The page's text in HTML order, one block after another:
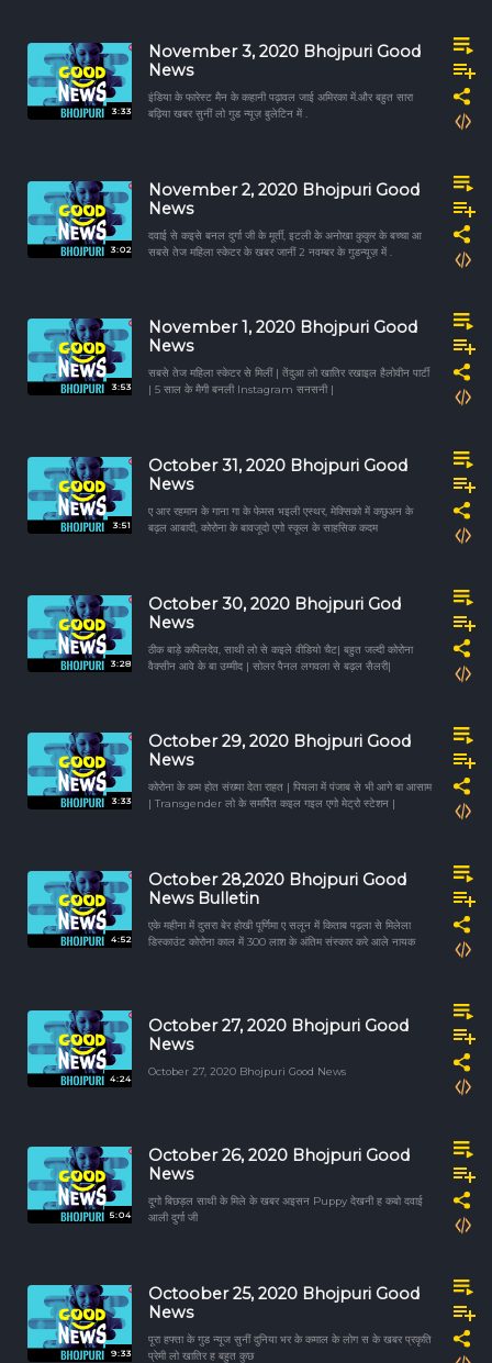
3:33
November 3, 2020 Bhojpuri Good
News
इंडिया के फारेस्ट मैन के कहानी पढ़ावल जाई अमिरका में.और बहुत सारा
बढ़िया खबर सुनीं लो गुड न्यूज़ बुलेटिन में .
3:02
November 2, 2020 Bhojpuri Good
News
दवाई से कइसे बनल दुर्गा जी के मूर्ती, इटली के अनोखा कुकुर के बच्चा आ
सबसे तेज महिला स्केटर के खबर जानीं 2 नवम्बर के गुडन्यूज़ में .
3:53
November 1, 2020 Bhojpuri Good
News
सबसे तेज महिला स्केटर से मिलीं | तेंदुआ लो खातिर रखाइल हैलोवीन पार्टी
| 5 साल के मैगी बनली Instagram सनसनी |
3:51
October 31, 2020 Bhojpuri Good
News
ए आर रहमान के गाना गा के फेमस भइली एस्थर, मेक्सिको में कछुअन के
बढ़ल आबादी, कोरोना के बावजूदो एगो स्कूल के साहसिक कदम
3:28
October 30, 2020 Bhojpuri God
News
ठीक बाड़े कपिलदेव, साथी लो से कइले वीडियो चैट| बहुत जल्दी कोरोना
वैक्सीन आवे के बा उम्मीद | सोलर पैनल लगवला से बढ़ल सैलरी|
3:33
October 29, 2020 Bhojpuri Good
News
कोरोना के कम होत संख्या देता राहत | पियला में पंजाब से भी आगे बा आसाम
| Transgender लो के समर्पित कइल गइल एगो मेट्रो स्टेशन |
4:52
October 28,2020 Bhojpuri Good
News Bulletin
एके महीना में दुसरा बेर होखी पूर्णिमा ए सलून में किताब पढ़ला से मिलेला
डिस्काउंट कोरोना काल में 300 लाश के अंतिम संस्कार करे आले नायक
4:24
October 27, 2020 Bhojpuri Good
News
October 27, 2020 Bhojpuri Good News
5:04
October 26, 2020 Bhojpuri Good
News
दूगो बिछड़ल साथी के मिले के खबर अइसन Puppy देखनी ह कबो दवाई
आली दुर्गा जी
9:33
Octoober 25, 2020 Bhojpuri Good
News
पूरा हफ्ता के गुड न्यूज सुनीं दुनिया भर के कमाल के लोग स के खबर प्रकृति
प्रेमी लो खातिर ह बहुत कुछ